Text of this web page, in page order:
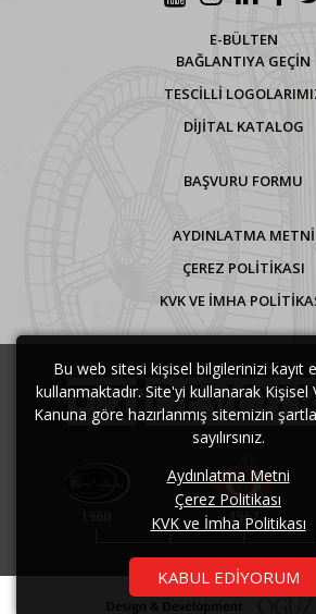
Bu web sitesi kişisel bilgilerinizi kayıt
kullanmaktadır. Site'yi kullanarak Kişisel
Kanuna göre hazırlanmış sitemizin
sayılırsınız.
Aydınlatma Metni
Çerez Politikası
KVK ve İmha Politikası
KABUL EDIYORUM
E-BÜLTEN
BAĞLANTIYA GEÇİN
TESCİLLİ
DİJİTAL KATALOG
BAŞVURU FORMU
AYDINLATMA METNI
ÇEREZ POLITIKASI
KVK VE İMHA